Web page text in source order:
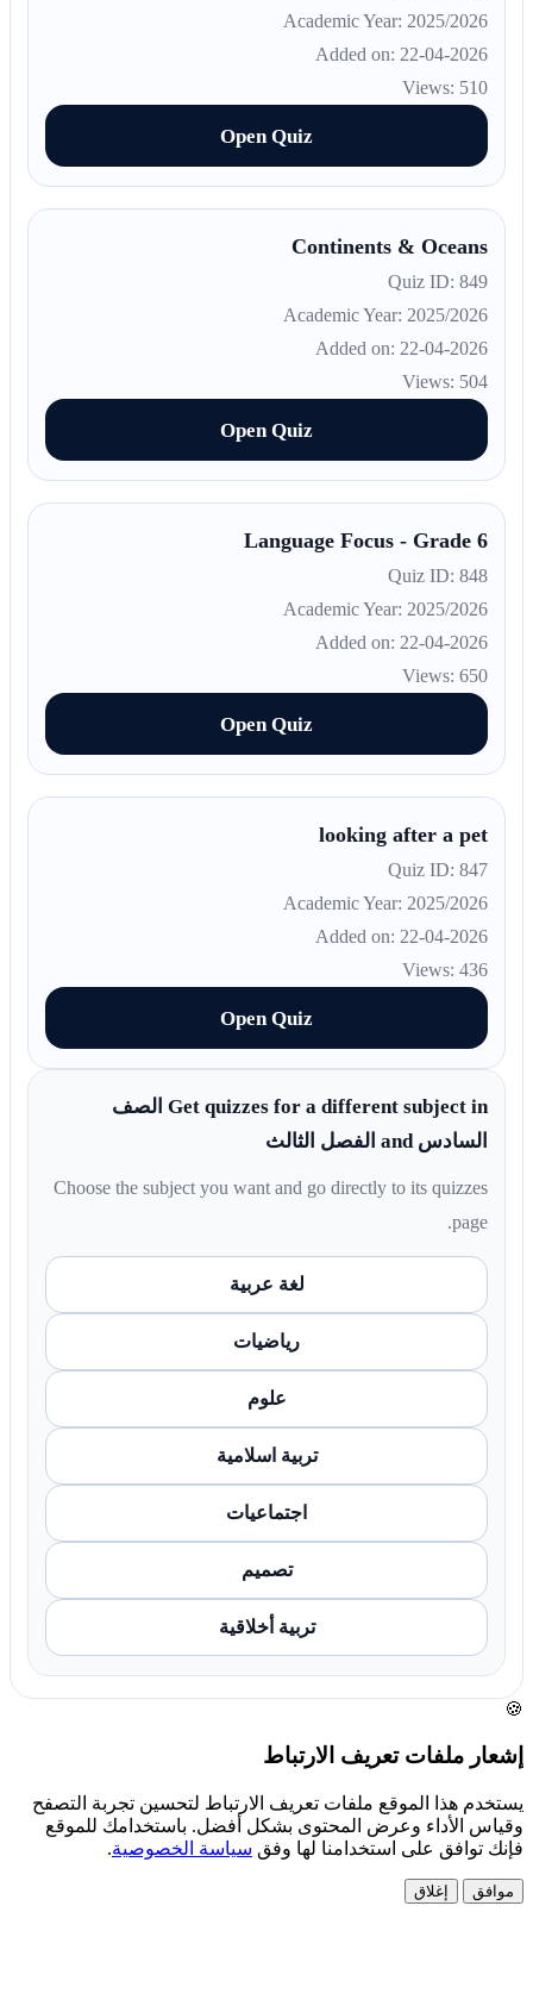
Academic Year: 2025/2026
Added on: 22-04-2026
Views: 510
Open Quiz
Continents & Oceans
Quiz ID: 849
Academic Year: 2025/2026
Added on: 22-04-2026
Views: 504
Open Quiz
Language Focus - Grade 6
Quiz ID: 848
Academic Year: 2025/2026
Added on: 22-04-2026
Views: 650
Open Quiz
looking after a pet
Quiz ID: 847
Academic Year: 2025/2026
Added on: 22-04-2026
Views: 436
Open Quiz
Get quizzes for a different subject in الصف
السادس and الفصل الثالث
Choose the subject you want and go directly to its quizzes
page.
لغة عربية
رياضيات
علوم
تربية اسلامية
اجتماعيات
تصميم
تربية أخلاقية
🍪
إشعار ملفات تعريف الارتباط
يستخدم هذا الموقع ملفات تعريف الارتباط لتحسين تجربة التصفح
وقياس الأداء وعرض المحتوى بشكل أفضل. باستخدامك للموقع
فإنك توافق على استخدامنا لها وفق سياسة الخصوصية.
موافق إغلاق